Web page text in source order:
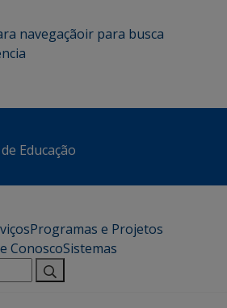
navegaçãoir para busca
Educação
Programas e Projetos
ConoscoSistemas